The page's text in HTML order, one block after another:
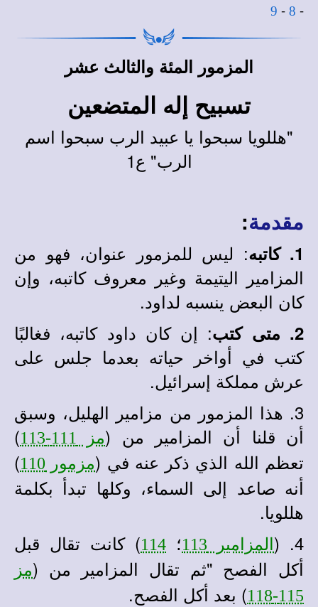
-
8
-
9
المزمور المئة والثالث عشر
تسبيح إله المتضعين
"هللويا سبحوا يا عبيد الرب سبحوا اسم
الرب" ع1
مقدمة:
1. كاتبه
: ليس للمزمور عنوان، فهو من
المزامير اليتيمة وغير معروف كاتبه، وإن
كان البعض ينسبه لداود.
2. متى كتب
: إن كان داود كاتبه، فغالبًا
كتب في أواخر حياته بعدما جلس على
عرش مملكة إسرائيل.
3. هذا المزمور من مزامير الهليل، وسبق
أن قلنا أن المزامير من (مز 111-113
)
تعظم الله الذي ذكر عنه في (مزمور 110
)
أنه صاعد إلى السماء، وكلها تبدأ بكلمة
هللويا.
4. (
المزامير 113 ؛ 114) كانت تقال قبل
أكل الفصح "ثم تقال المزامير من (مز
115-118
) بعد أكل الفصح.